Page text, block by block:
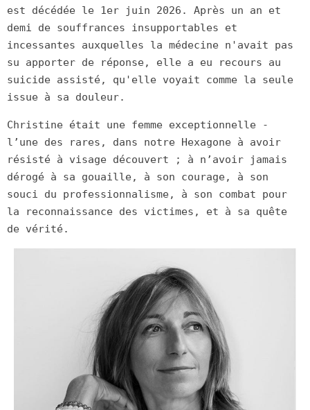
est décédée le 1er juin 2026. Après un an et
demi de souffrances insupportables et
incessantes auxquelles la médecine n'avait pas
su apporter de réponse, elle a eu recours au
suicide assisté, qu'elle voyait comme la seule
issue à sa douleur.
Christine était une femme exceptionnelle -
l’une des rares, dans notre Hexagone à avoir
résisté à visage découvert ; à n’avoir jamais
dérogé à sa gouaille, à son courage, à son
souci du professionnalisme, à son combat pour
la reconnaissance des victimes, et à sa quête
de vérité.